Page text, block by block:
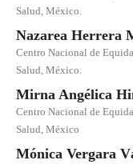
Salud, México.
Nazarea Herrera
Centro Nacional de
Salud, México.
Mirna Angélica
Centro Nacional de
Salud, México
Mónica Vergara